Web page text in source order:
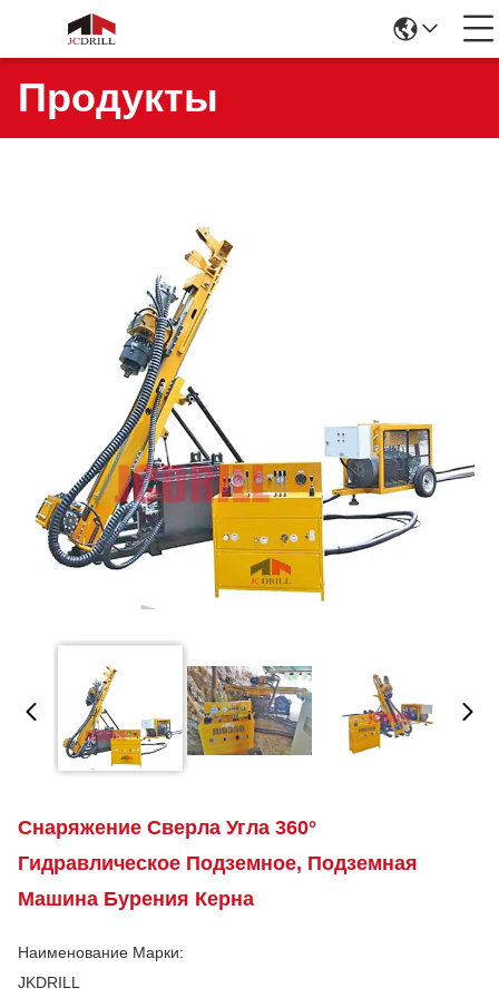
Продукты
Снаряжение Сверла Угла 360°
Гидравлическое Подземное, Подземная
Машина Бурения Керна
Наименование Марки:
JKDRILL